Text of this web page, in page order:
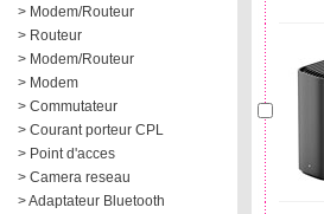
> Modem/Routeur
> Routeur
> Modem/Routeur
> Modem
> Commutateur
> Courant porteur CPL
> Point d'acces
> Camera reseau
> Adaptateur Bluetooth